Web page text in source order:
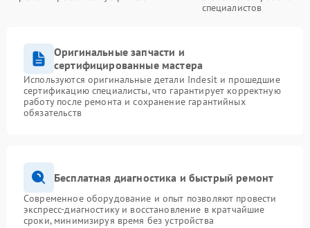
специалистов
Оригинальные запчасти и
сертифицированные мастера
Используются оригинальные детали Indesit и прошедшие
сертификацию специалисты, что гарантирует корректную
работу после ремонта и сохранение гарантийных
обязательств
Бесплатная диагностика и быстрый ремонт
Современное оборудование и опыт позволяют провести
экспресс-диагностику и восстановление в кратчайшие
сроки, минимизируя время без устройства